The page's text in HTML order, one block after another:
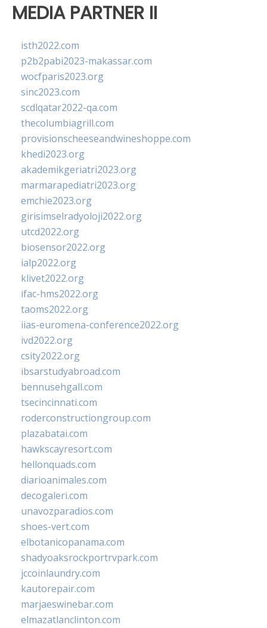
MEDIA PARTNER II
isth2022.com
p2b2pabi2023-makassar.com
wocfparis2023.org
sinc2023.com
scdlqatar2022-qa.com
thecolumbiagrill.com
provisionscheeseandwineshoppe.com
khedi2023.org
akademikgeriatri2023.org
marmarapediatri2023.org
emchie2023.org
girisimselradyoloji2022.org
utcd2022.org
biosensor2022.org
ialp2022.org
klivet2022.org
ifac-hms2022.org
taoms2022.org
iias-euromena-conference2022.org
ivd2022.org
csity2022.org
ibsarstudyabroad.com
bennusehgall.com
tsecincinnati.com
roderconstructiongroup.com
plazabatai.com
hawkscayresort.com
hellonquads.com
diarioanimales.com
decogaleri.com
unavozparadios.com
shoes-vert.com
elbotanicopanama.com
shadyoaksrockportrvpark.com
jccoinlaundry.com
kautorepair.com
marjaeswinebar.com
elmazatlanclinton.com